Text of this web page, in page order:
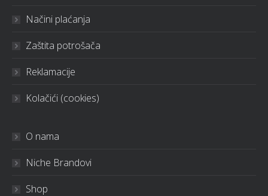
Načini plaćanja
Zaštita potrošača
Reklamacije
Kolačići (cookies)
O nama
Niche Brandovi
Shop